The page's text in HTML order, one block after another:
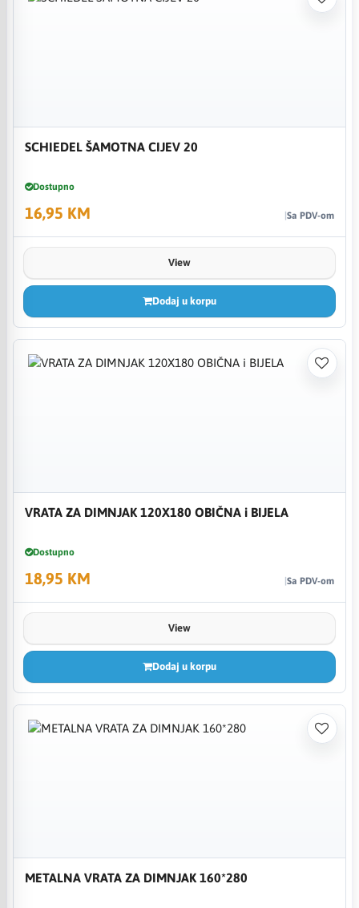
SCHIEDEL ŠAMOTNA CIJEV 20
Dostupno
16,95 KM Sa PDV-om
View
Dodaj u korpu
VRATA ZA DIMNJAK 120X180 OBIČNA i BIJELA
Dostupno
18,95 KM Sa PDV-om
View
Dodaj u korpu
METALNA VRATA ZA DIMNJAK 160*280